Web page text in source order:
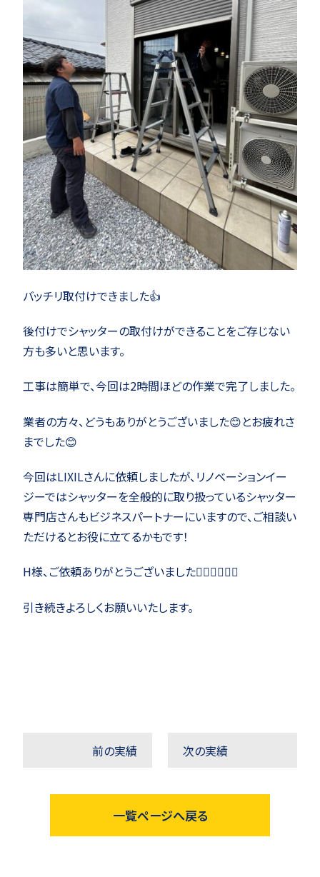
バッチリ取付けできました👍
後付けでシャッターの取付けができることをご存じない
方も多いと思います。
工事は簡単で、今回は2時間ほどの作業で完了しました。
業者の方々、どうもありがとうございました😊とお疲れさ
までした😊
今回はLIXILさんに依頼しましたが、リノベーションイー
ジーではシャッターを全般的に取り扱っているシャッター
専門店さんもビジネスパートナーにいますので、ご相談い
ただけるとお役に立てるかもです！
H様、ご依頼ありがとうございました🙇‍♂️🙇‍♂️🙇‍♂️
引き続きよろしくお願いいたします。
前の実績 次の実績
一覧ページへ戻る